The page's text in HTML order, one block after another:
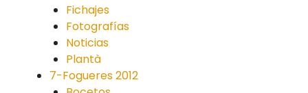
Fichajes
Fotografías
Noticias
Plantà
7-Fogueres 2012